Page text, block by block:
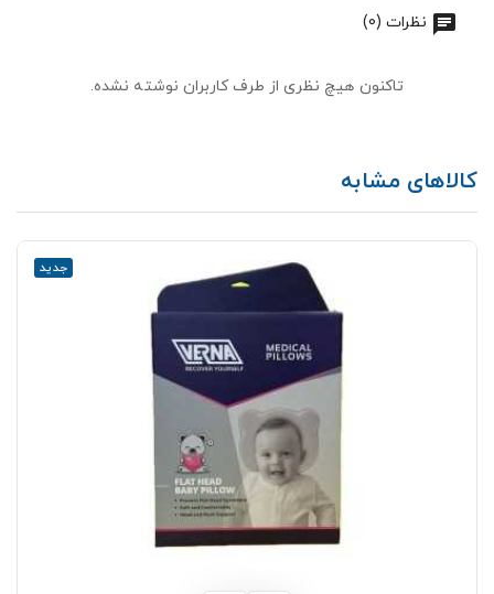
نظرات (0)
تاکنون هیچ نظری از طرف کاربران نوشته نشده.
کالاهای مشابه
جدید